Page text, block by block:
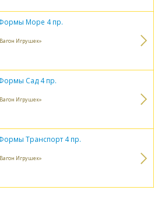
Море 4 пр.
Игрушек»
Сад 4 пр.
Игрушек»
Транспорт 4 пр.
Игрушек»